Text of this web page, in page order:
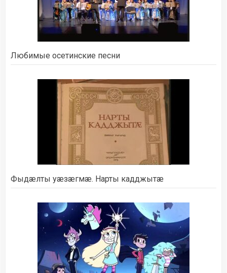
Любимые осетинские песни
Фыдæлты уæзæгмæ. Нарты кадджытæ